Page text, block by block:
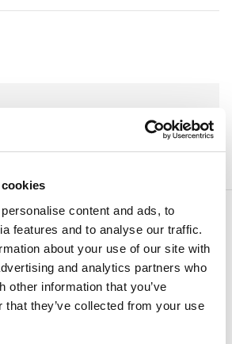
content and ads, to
features and to analyse our traffic.
about your use of our site with
and analytics partners who
other information that you’ve
that they’ve collected from your use
Mitte